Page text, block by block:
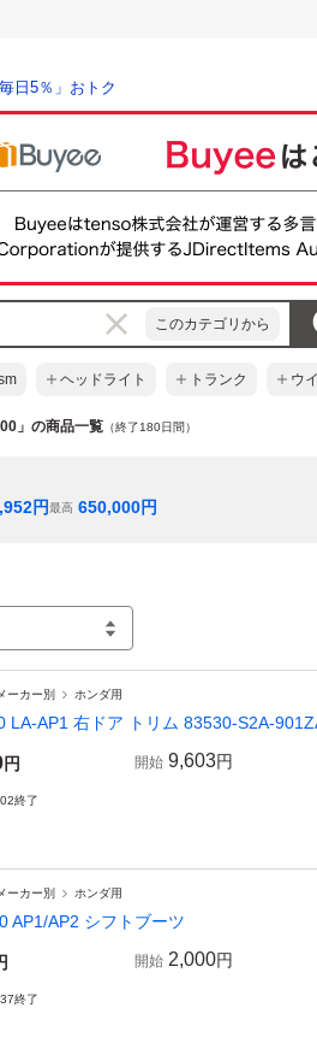
日5％」おトク
このカテゴリから
ヘッドライト トランク ウ
」の商品一覧 （終了180日間）
円最高 650,000円
ーカー別 ホンダ用
LA-AP1 右ドア トリム 83530-S2A-
円 開始 9,603円
終了
ーカー別 ホンダ用
AP1/AP2 シフトブーツ
開始 2,000円
終了